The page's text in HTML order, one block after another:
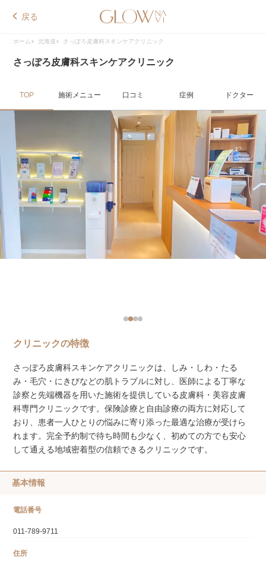
戻る
ホーム 北海道 さっぽろ皮膚科スキンケアクリニック
さっぽろ皮膚科スキンケアクリニック
TOP 施術メニュー 口コミ 症例 ドクター
クリニックの特徴
さっぽろ皮膚科スキンケアクリニックは、しみ・しわ・たる
み・毛穴・にきびなどの肌トラブルに対し、医師による丁寧な
診察と先端機器を用いた施術を提供している皮膚科・美容皮膚
科専門クリニックです。保険診療と自由診療の両方に対応して
おり、患者一人ひとりの悩みに寄り添った最適な治療が受けら
れます。完全予約制で待ち時間も少なく、初めての方でも安心
して通える地域密着型の信頼できるクリニックです。
基本情報
電話番号
011-789-9711
住所